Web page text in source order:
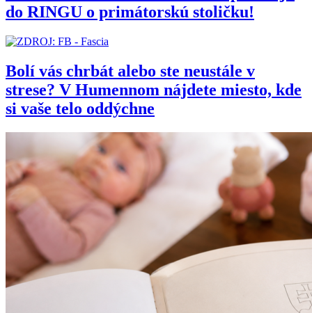
do RINGU o primátorskú stoličku!
Bolí vás chrbát alebo ste neustále v
strese? V Humennom nájdete miesto, kde
si vaše telo oddýchne